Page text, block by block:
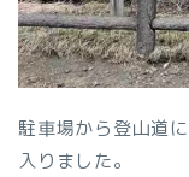
駐車場から登山道
入りました。